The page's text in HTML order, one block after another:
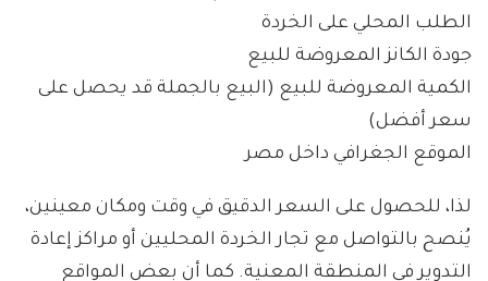
الطلب المحلي على الخردة
جودة الكانز المعروضة للبيع
الكمية المعروضة للبيع (البيع بالجملة قد يحصل على
سعر أفضل)
الموقع الجغرافي داخل مصر
لذا، للحصول على السعر الدقيق في وقت ومكان معينين،
يُنصح بالتواصل مع تجار الخردة المحليين أو مراكز إعادة
التدوير في المنطقة المعنية. كما أن بعض المواقع